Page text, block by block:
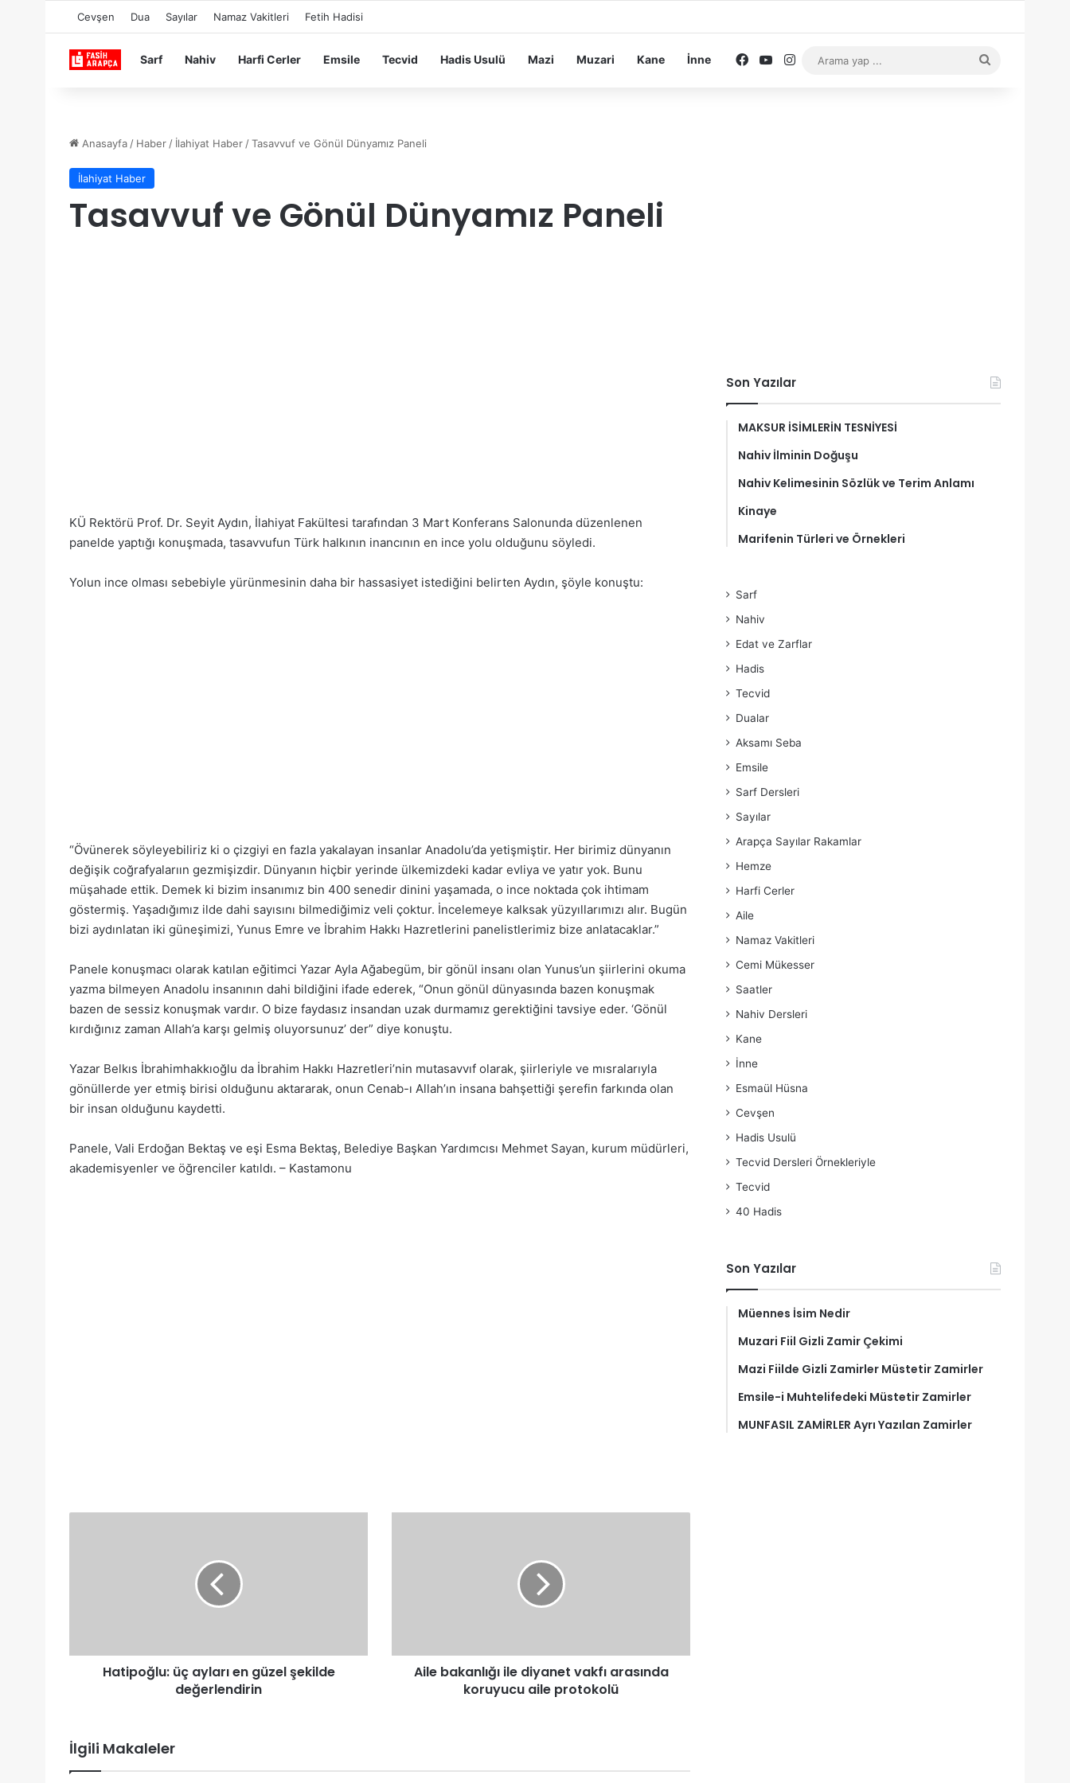
Cevşen Dua Sayılar Namaz Vakitleri Fetih Hadisi
Sarf Nahiv Harfi Cerler Emsile Tecvid Hadis Usulü Mazi Muzari Kane İnne Facebook
YouTube
Instagram
Anasayfa / Haber / İlahiyat Haber /Tasavvuf ve Gönül Dünyamız Paneli
İlahiyat Haber
Tasavvuf ve Gönül Dünyamız Paneli
KÜ Rektörü Prof. Dr. Seyit Aydın, İlahiyat Fakültesi tarafından 3 Mart Konferans Salonunda düzenlenen
panelde yaptığı konuşmada, tasavvufun Türk halkının inancının en ince yolu olduğunu söyledi.
Yolun ince olması sebebiyle yürünmesinin daha bir hassasiyet istediğini belirten Aydın, şöyle konuştu:
“Övünerek söyleyebiliriz ki o çizgiyi en fazla yakalayan insanlar Anadolu’da yetişmiştir. Her birimiz dünyanın
değişik coğrafyalarıın gezmişizdir. Dünyanın hiçbir yerinde ülkemizdeki kadar evliya ve yatır yok. Bunu
müşahade ettik. Demek ki bizim insanımız bin 400 senedir dinini yaşamada, o ince noktada çok ihtimam
göstermiş. Yaşadığımız ilde dahi sayısını bilmediğimiz veli çoktur. İncelemeye kalksak yüzyıllarımızı alır. Bugün
bizi aydınlatan iki güneşimizi, Yunus Emre ve İbrahim Hakkı Hazretlerini panelistlerimiz bize anlatacaklar.”
Panele konuşmacı olarak katılan eğitimci Yazar Ayla Ağabegüm, bir gönül insanı olan Yunus’un şiirlerini okuma
yazma bilmeyen Anadolu insanının dahi bildiğini ifade ederek, “Onun gönül dünyasında bazen konuşmak
bazen de sessiz konuşmak vardır. O bize faydasız insandan uzak durmamız gerektiğini tavsiye eder. ‘Gönül
kırdığınız zaman Allah’a karşı gelmiş oluyorsunuz’ der” diye konuştu.
Yazar Belkıs İbrahimhakkıoğlu da İbrahim Hakkı Hazretleri’nin mutasavvıf olarak, şiirleriyle ve mısralarıyla
gönüllerde yer etmiş birisi olduğunu aktararak, onun Cenab-ı Allah’ın insana bahşettiği şerefin farkında olan
bir insan olduğunu kaydetti.
Panele, Vali Erdoğan Bektaş ve eşi Esma Bektaş, Belediye Başkan Yardımcısı Mehmet Sayan, kurum müdürleri,
akademisyenler ve öğrenciler katıldı. – Kastamonu
Hatipoğlu: üç ayları en güzel şekilde
değerlendirin
protokolü
Aile bakanlığı ile diyanet vakfı arasında
koruyucu aile protokolü
İlgili Makaleler
Son Yazılar
MAKSUR İSİMLERİN TESNİYESİ
Nahiv İlminin Doğuşu
Nahiv Kelimesinin Sözlük ve Terim Anlamı
Kinaye
Marifenin Türleri ve Örnekleri
Sarf
Nahiv
Edat ve Zarflar
Hadis
Tecvid
Dualar
Aksamı Seba
Emsile
Sarf Dersleri
Sayılar
Arapça Sayılar Rakamlar
Hemze
Harfi Cerler
Aile
Namaz Vakitleri
Cemi Mükesser
Saatler
Nahiv Dersleri
Kane
İnne
Esmaül Hüsna
Cevşen
Hadis Usulü
Tecvid Dersleri Örnekleriyle
Tecvid
40 Hadis
Son Yazılar
Müennes İsim Nedir
Muzari Fiil Gizli Zamir Çekimi
Mazi Fiilde Gizli Zamirler Müstetir Zamirler
Emsile-i Muhtelifedeki Müstetir Zamirler
MUNFASIL ZAMİRLER Ayrı Yazılan Zamirler